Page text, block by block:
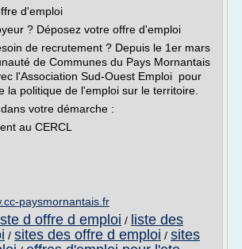
d'emploi
? Déposez votre offre d'emploi
de recrutement ? Depuis le 1er mars
de Communes du Pays Mornantais
l'Association Sud-Ouest Emploi pour
la politique de l'emploi sur le territoire.
votre démarche :
au CERCL
paysmornantais.fr
d offre d emploi / liste des
/ sites des offre d emploi / sites